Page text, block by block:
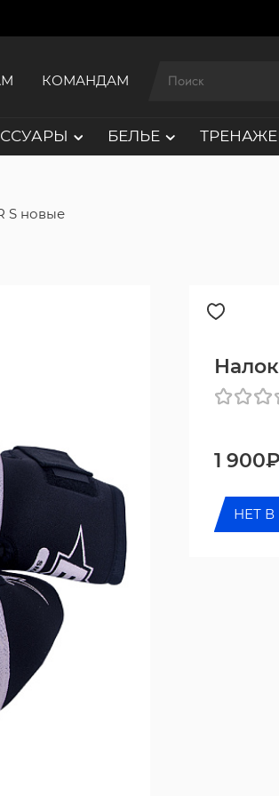
КОМАНДАМ
БЕЛЬЕ
S новые
1 900₽
НЕТ